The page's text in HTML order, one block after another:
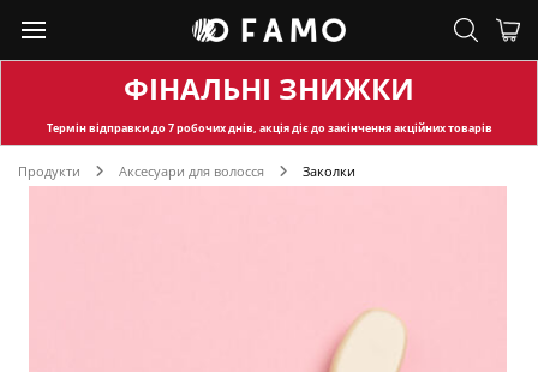
ФІНАЛЬНІ ЗНИЖКИ
Термін відправкидо 7 робочих днів, акція діє до закінчення акційних товарів
Продукти Аксесуари для волосся Заколки